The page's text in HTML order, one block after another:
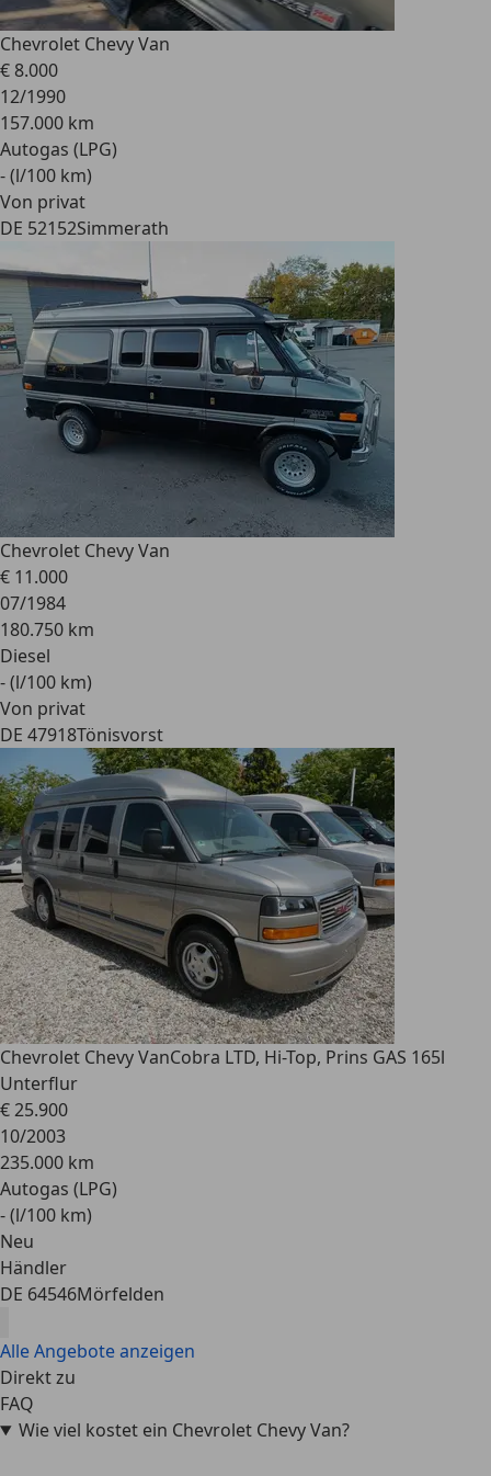
Chevrolet Chevy Van
€ 8.000
12/1990
157.000 km
Autogas (LPG)
- (l/100 km)
Von privat
DE 52152Simmerath
Chevrolet Chevy Van
€ 11.000
07/1984
180.750 km
Diesel
- (l/100 km)
Von privat
DE 47918Tönisvorst
Chevrolet Chevy VanCobra LTD, Hi-Top, Prins GAS 165l
Unterflur
€ 25.900
10/2003
235.000 km
Autogas (LPG)
- (l/100 km)
Neu
Händler
DE 64546Mörfelden
Alle Angebote anzeigen
Direkt zu
FAQ
Wie viel kostet ein Chevrolet Chevy Van?